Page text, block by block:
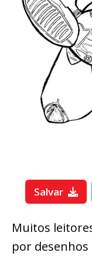
Salvar
Muitos
por